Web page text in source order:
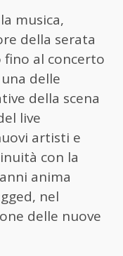
musica,
della serata
fino al concerto
delle
della scena
live
artisti e
con la
anima
nel
delle nuove